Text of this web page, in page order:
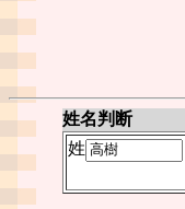
姓名判断
姓